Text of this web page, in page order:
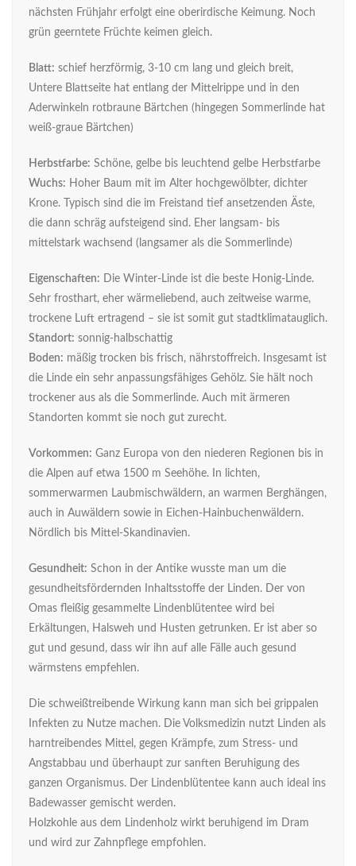
nächsten Frühjahr erfolgt eine oberirdische Keimung. Noch
grün geerntete Früchte keimen gleich.
Blatt: schief herzförmig, 3-10 cm lang und gleich breit,
Untere Blattseite hat entlang der Mittelrippe und in den
Aderwinkeln rotbraune Bärtchen (hingegen Sommerlinde hat
weiß-graue Bärtchen)
Herbstfarbe: Schöne, gelbe bis leuchtend gelbe Herbstfarbe
Wuchs: Hoher Baum mit im Alter hochgewölbter, dichter
Krone. Typisch sind die im Freistand tief ansetzenden Äste,
die dann schräg aufsteigend sind. Eher langsam- bis
mittelstark wachsend (langsamer als die Sommerlinde)
Eigenschaften: Die Winter-Linde ist die beste Honig-Linde.
Sehr frosthart, eher wärmeliebend, auch zeitweise warme,
trockene Luft ertragend – sie ist somit gut stadtklimatauglich.
Standort: sonnig-halbschattig
Boden: mäßig trocken bis frisch, nährstoffreich. Insgesamt ist
die Linde ein sehr anpassungsfähiges Gehölz. Sie hält noch
trockener aus als die Sommerlinde. Auch mit ärmeren
Standorten kommt sie noch gut zurecht.
Vorkommen: Ganz Europa von den niederen Regionen bis in
die Alpen auf etwa 1500 m Seehöhe. In lichten,
sommerwarmen Laubmischwäldern, an warmen Berghängen,
auch in Auwäldern sowie in Eichen-Hainbuchenwäldern.
Nördlich bis Mittel-Skandinavien.
Gesundheit: Schon in der Antike wusste man um die
gesundheitsfördernden Inhaltsstoffe der Linden. Der von
Omas fleißig gesammelte Lindenblütentee wird bei
Erkältungen, Halsweh und Husten getrunken. Er ist aber so
gut und gesund, dass wir ihn auf alle Fälle auch gesund
wärmstens empfehlen.
Die schweißtreibende Wirkung kann man sich bei grippalen
Infekten zu Nutze machen. Die Volksmedizin nutzt Linden als
harntreibendes Mittel, gegen Krämpfe, zum Stress- und
Angstabbau und überhaupt zur sanften Beruhigung des
ganzen Organismus. Der Lindenblütentee kann auch ideal ins
Badewasser gemischt werden.
Holzkohle aus dem Lindenholz wirkt beruhigend im Dram
und wird zur Zahnpflege empfohlen.